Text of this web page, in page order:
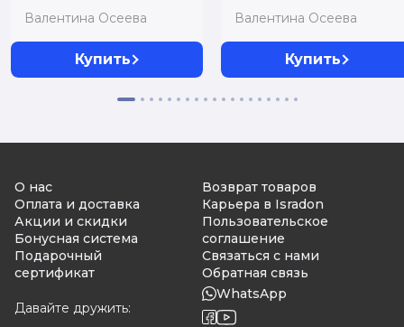
детством. В 2 т.
Валентина Осеева
Купить
школы. 1 класс. 7-е
Валентина Осеева
Купить
О нас
Оплата и доставка
Акции и скидки
Бонусная система
Подарочный
сертификат
Давайте дружить:
Возврат товаров
Карьера в Isradon
Пользовательское
соглашение
Связаться с нами
Обратная связь
WhatsApp